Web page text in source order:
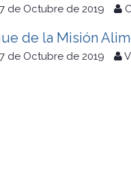
de Octubre de 2019
de la Misión
de Octubre de 2019